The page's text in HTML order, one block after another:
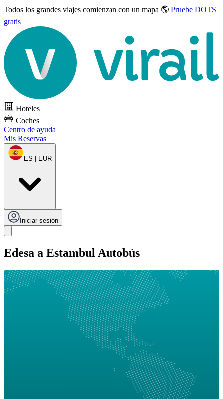
Todos los grandes viajes comienzan con un mapa 🌎 Pruebe DOTS
gratis
Hoteles
Coches
Centro de ayuda
Mis Reservas
ES | EUR
Iniciar sesión
Edesa a Estambul Autobús